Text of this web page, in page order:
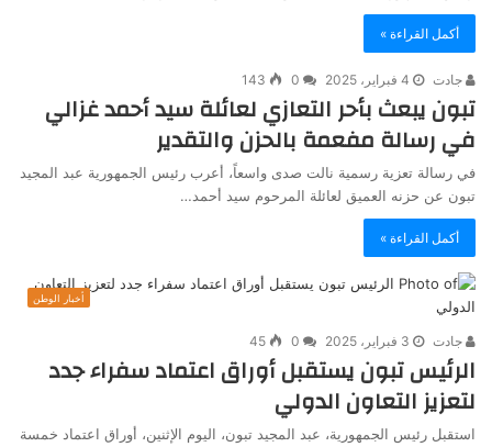
أكمل القراءة »
جادت 4 فبراير، 2025 0
143
تبون يبعث بأحر التعازي لعائلة سيد أحمد غزالي
في رسالة مفعمة بالحزن والتقدير
في رسالة تعزية رسمية نالت صدى واسعاً، أعرب رئيس الجمهورية عبد المجيد
تبون عن حزنه العميق لعائلة المرحوم سيد أحمد…
أكمل القراءة »
أخبار الوطن
جادت 3 فبراير، 2025 0
45
الرئيس تبون يستقبل أوراق اعتماد سفراء جدد
لتعزيز التعاون الدولي
استقبل رئيس الجمهورية، عبد المجيد تبون، اليوم الإثنين، أوراق اعتماد خمسة